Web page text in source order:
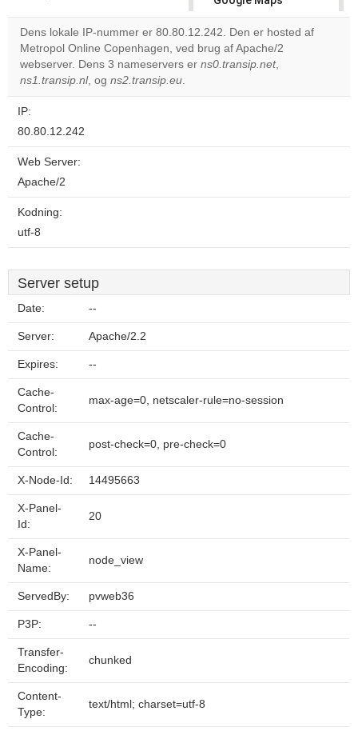
correctly.
Do you
own this
Dens lokale IP-nummer er 80.80.12.242. Den er hosted af
Metropol Online Copenhagen, ved brug af Apache/2
webserver. Dens 3 nameservers er ns0.transip.net,
ns1.transip.nl, og ns2.transip.eu.
IP:
80.80.12.242
Web Server:
Apache/2
Kodning:
utf-8
Server setup
Date: --
Server: Apache/2.2
Expires: --
Cache-
Control:
max-age=0, netscaler-rule=no-session
Cache-
Control:
post-check=0, pre-check=0
X-Node-Id: 14495663
X-Panel-
Id:
20
X-Panel-
Name:
node_view
ServedBy: pvweb36
P3P: --
Transfer-
Encoding:
chunked
Content-
Type:
text/html; charset=utf-8